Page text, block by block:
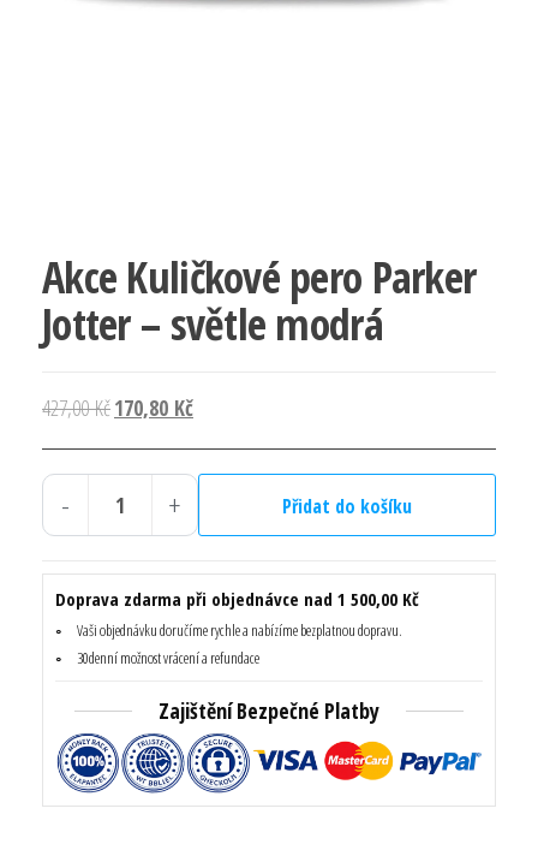
Akce Kuličkové pero Parker
Jotter – světle modrá
427,00KčPůvodní
byla:
427,00 Kč.
170,80 KčAktuální
je:
-
pero
Parker
Jotter
modrá
množství
+ Přidat do košíku
Doprava zdarma při objednávce nad 1 500,00 Kč
Vaši objednávku doručíme rychle a nabízíme bezplatnou dopravu.
30denní možnost vrácení a refundace
Zajištění Bezpečné Platby